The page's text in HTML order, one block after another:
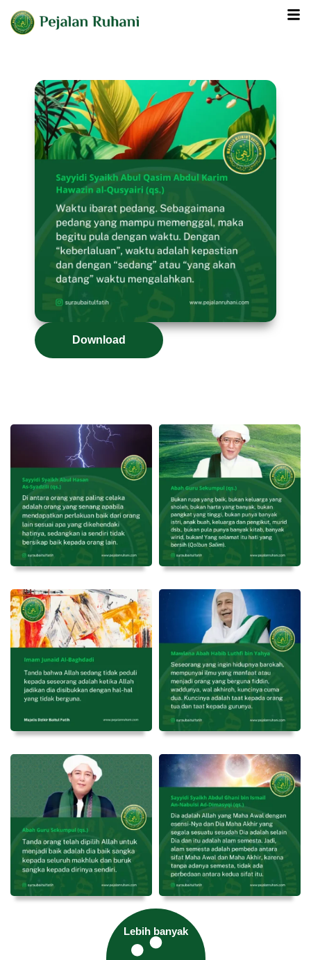
Download
Lebih banyak